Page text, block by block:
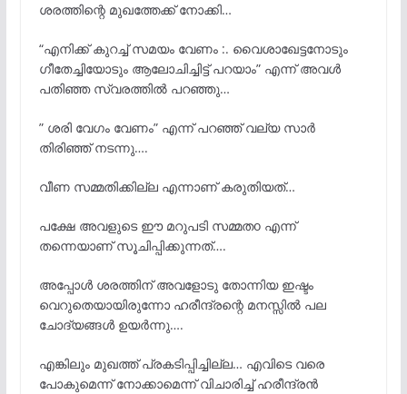
ശരത്തിന്റെ മുഖത്തേക്ക് നോക്കി…
“എനിക്ക് കുറച്ച് സമയം വേണം :. വൈശാഖേട്ടനോടും
ഗീതേച്ചിയോടും ആലോചിച്ചിട്ട് പറയാം” എന്ന് അവൾ
പതിഞ്ഞ സ്വരത്തിൽ പറഞ്ഞു…
” ശരി വേഗം വേണം” എന്ന് പറഞ്ഞ് വല്യ സാർ
തിരിഞ്ഞ് നടന്നു….
വീണ സമ്മതിക്കില്ല എന്നാണ് കരുതിയത്…
പക്ഷേ അവളുടെ ഈ മറുപടി സമ്മതo എന്ന്
തന്നെയാണ് സൂചിപ്പിക്കുന്നത്….
അപ്പോൾ ശരത്തിന് അവളോടു തോന്നിയ ഇഷ്ടം
വെറുതെയായിരുന്നോ ഹരീന്ദ്രന്റെ മനസ്സിൽ പല
ചോദ്യങ്ങൾ ഉയർന്നു….
എങ്കിലും മുഖത്ത് പ്രകടിപ്പിച്ചില്ല… എവിടെ വരെ
പോകുമെന്ന് നോക്കാമെന്ന് വിചാരിച്ച് ഹരീന്ദ്രൻ